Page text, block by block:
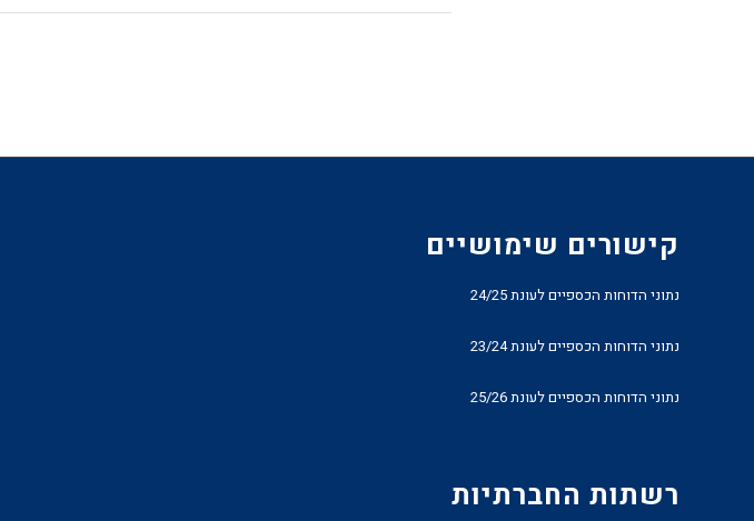
קישורים שימושיים
נתוני הדוחות הכספיים לעונת 24/25
נתוני הדוחות הכספיים לעונת 23/24
נתוני הדוחות הכספיים לעונת 25/26
רשתות החברתיות